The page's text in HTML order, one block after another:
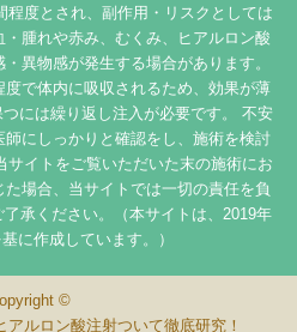
程度とされ、副作用・リスクとしては
腫れや赤み、むくみ、ヒアルロン酸
異物感が発生する場合があります。
で体内に吸収されるため、効果が薄
には繰り返し注入が必要です。 不安
にしっかりと確認をし、施術を検討
イトをご覧いただいた末の施術にお
場合、当サイトでは一切の責任を負
承ください。（本サイトは、2019年
に作成しています。）
©
アルロン酸注射ついて徹底研究！